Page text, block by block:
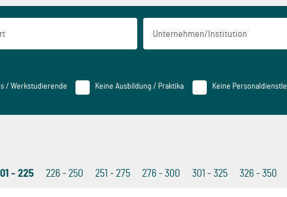
/ Werkstudierende Keine Ausbildung / Praktika Keine
- 225 226 - 250 251 - 275 276 - 300 301 - 325 326 - 350